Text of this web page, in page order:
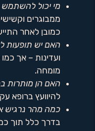
מי יכול
ממבוגרים
כמובן לאחר
האם יש תופעות
ועדינות – אך
מומחה.
האם הן מותרות
להיוועץ ברופא
כמה מהר נרגיש
בדרך כלל תוך